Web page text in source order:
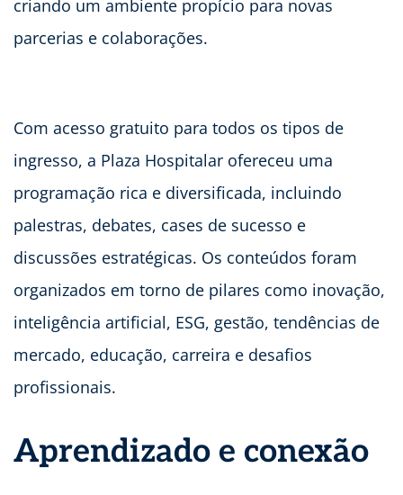
criando um ambiente propício para novas
parcerias e colaborações.
Com acesso gratuito para todos os tipos de
ingresso, a Plaza Hospitalar ofereceu uma
programação rica e diversificada, incluindo
palestras, debates, cases de sucesso e
discussões estratégicas. Os conteúdos foram
organizados em torno de pilares como inovação,
inteligência artificial, ESG, gestão, tendências de
mercado, educação, carreira e desafios
profissionais.
Aprendizado e conexão